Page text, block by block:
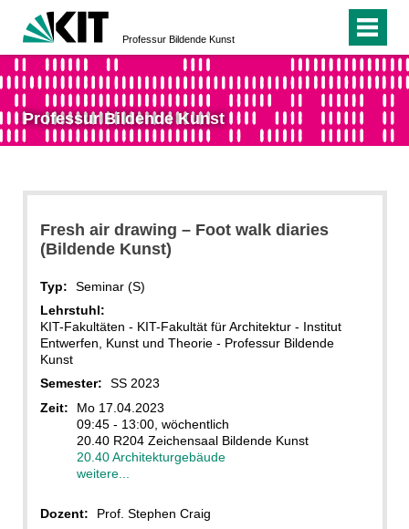
Professur Bildende Kunst
Professur Bildende Kunst
Fresh air drawing – Foot walk diaries
(Bildende Kunst)
Typ:
Seminar (S)
Lehrstuhl:
KIT-Fakultäten - KIT-Fakultät für Architektur - Institut
Entwerfen, Kunst und Theorie - Professur Bildende
Kunst
Semester:
SS 2023
Zeit:
Mo 17.04.2023
09:45 - 13:00, wöchentlich
20.40 R204 Zeichensaal Bildende Kunst
20.40 Architekturgebäude
weitere...
Dozent:
Prof. Stephen Craig